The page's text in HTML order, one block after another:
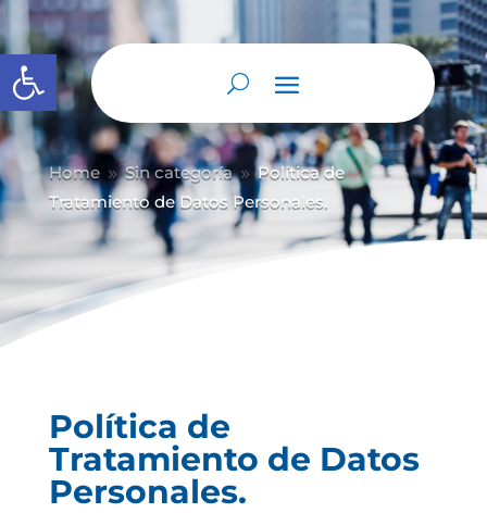
Abrir barra de herramientas
Home 9 Sin categoría 9 Política de
Tratamiento de Datos Personales.
Política de
Tratamiento de Datos
Personales.